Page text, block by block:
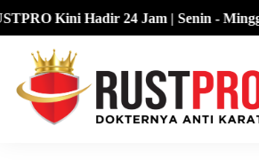
Kini Hadir 24 Jam | Senin - Minggu 🔴